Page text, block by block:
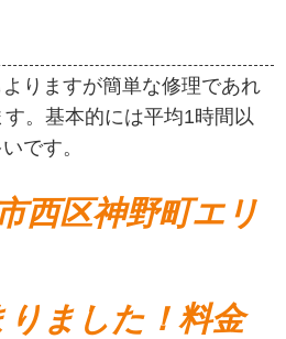
りますが簡単な修理であれ
。基本的には平均1時間以
です。
西区神野町エリ
りました！料金